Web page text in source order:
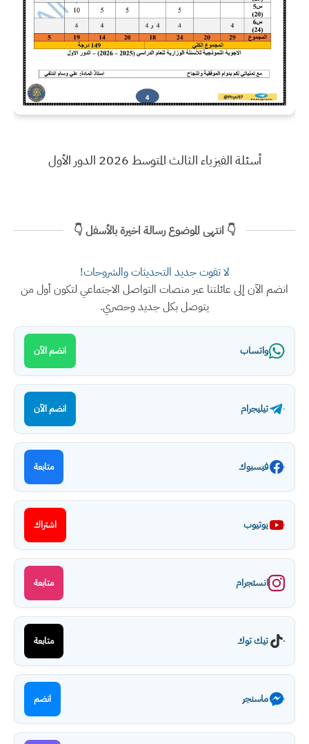
أسئلة الفيزياء الثالث المتوسط 2026 الدور الأول
👇 انتهى الموضوع رسالة اخيرة بالأسفل 👇
لا تفوت جديد التحديثات والشروحات!
انضم الآن إلى عائلتنا عبر منصات التواصل الاجتماعي لتكون أول من
يتوصل بكل جديد وحصري.
واتساب انضم الآن
تيليجرام انضم الآن
فيسبوك متابعة
يوتيوب اشتراك
انستجرام متابعة
تيك توك متابعة
ماسنجر انضم